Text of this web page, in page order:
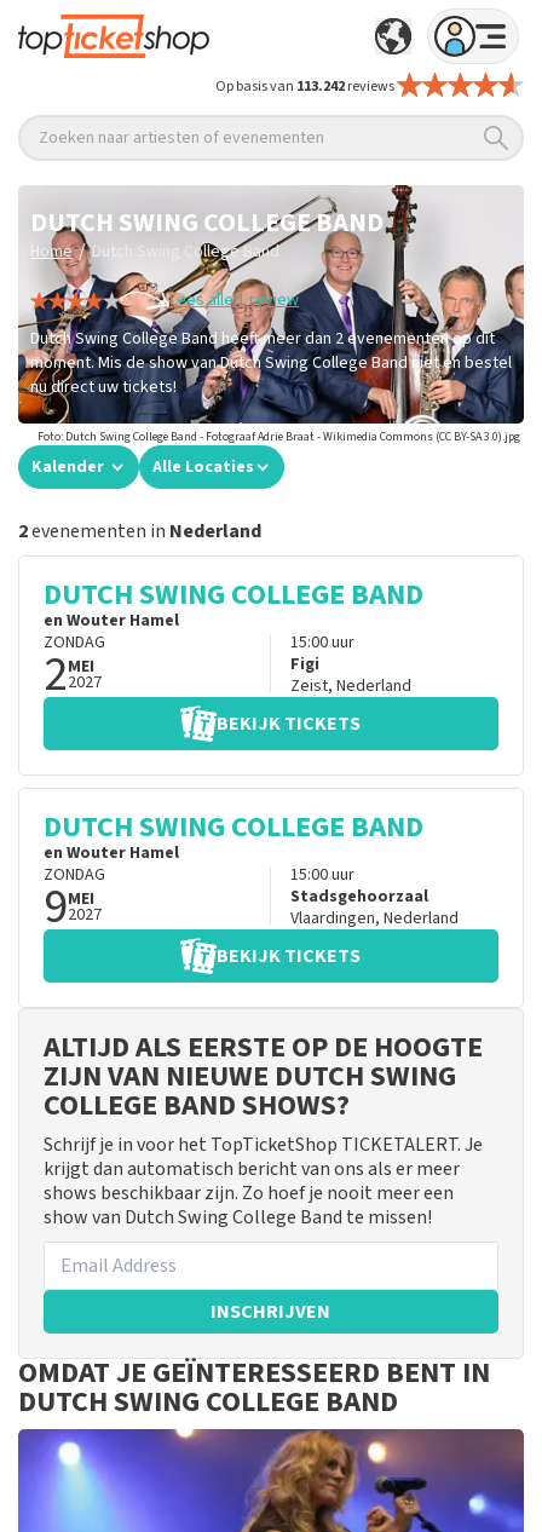
Op basis van 113.242reviews
Zoeken naar artiesten of evenementen
DUTCH SWING COLLEGE BAND
Home / Dutch Swing College Band
Lees alle 1 review
Dutch Swing College Band heeft meer dan 2 evenementen op dit
moment. Mis de show van Dutch Swing College Band niet en bestel
nu direct uw tickets!
Foto: Dutch Swing College Band - Fotograaf Adrie Braat - Wikimedia Commons (CC BY-SA 3.0).jpg
Kalender Alle Locaties
2evenementen in Nederland
DUTCH SWING COLLEGE BAND
en Wouter Hamel
ZONDAG
2MEI
2027
15:00uur
Figi
Zeist, Nederland
BEKIJK TICKETS
DUTCH SWING COLLEGE BAND
en Wouter Hamel
ZONDAG
9MEI
2027
15:00uur
Stadsgehoorzaal
Vlaardingen, Nederland
BEKIJK TICKETS
ALTIJD ALS EERSTE OP DE HOOGTE
ZIJN VAN NIEUWE DUTCH SWING
COLLEGE BAND SHOWS?
Schrijf je in voor het TopTicketShop TICKETALERT. Je
krijgt dan automatisch bericht van ons als er meer
shows beschikbaar zijn. Zo hoef je nooit meer een
show van Dutch Swing College Band te missen!
INSCHRIJVEN
OMDAT JE GEÏNTERESSEERD BENT IN
DUTCH SWING COLLEGE BAND